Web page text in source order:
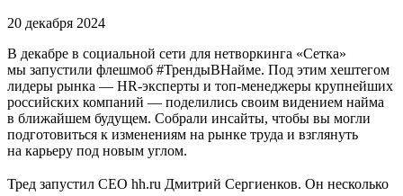
20 декабря 2024
В декабре в социальной сети для нетворкинга «Сетка»
мы запустили флешмоб #ТрендыВНайме. Под этим хештегом
лидеры рынка — HR-эксперты и топ-менеджеры крупнейших
российских компаний — поделились своим видением найма
в ближайшем будущем. Собрали инсайты, чтобы вы могли
подготовиться к изменениям на рынке труда и взглянуть
на карьеру под новым углом.
Тред запустил CEO hh.ru Дмитрий Сергиенков. Он несколько